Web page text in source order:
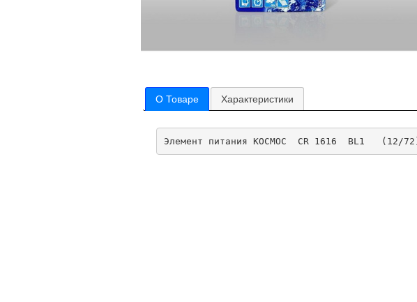
О Товаре Характеристики
Элемент питания КОСМОС  CR 1616  BL1   (12/